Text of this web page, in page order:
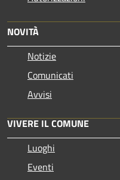
NOVITÀ
Notizie
Comunicati
Avvisi
VIVERE IL COMUNE
Luoghi
Eventi